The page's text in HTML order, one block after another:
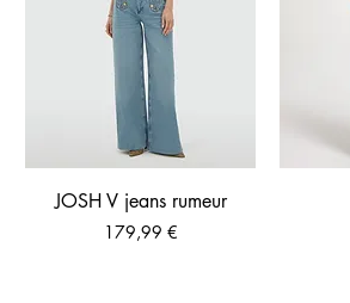
JOSH V jeans rumeur
Prix
179,99 €